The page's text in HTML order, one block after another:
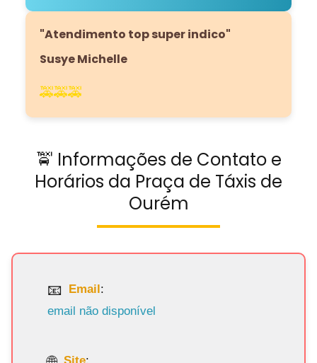
"Atendimento top super indico"
Susye Michelle
🚕🚕🚕
🚖 Informações de Contato e
Horários da Praça de Táxis de
Ourém
Email:
email não disponível